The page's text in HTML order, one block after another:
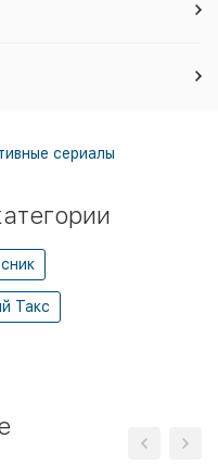
сериалы
Такс